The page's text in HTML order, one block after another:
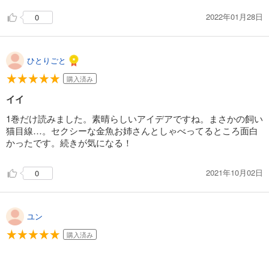
0 2022年01月28日
ひとりごと
購入済み
イイ
1巻だけ読みました。素晴らしいアイデアですね。まさかの飼い
猫目線…。セクシーな金魚お姉さんとしゃべってるところ面白
かったです。続きが気になる！
0 2021年10月02日
ユン
購入済み